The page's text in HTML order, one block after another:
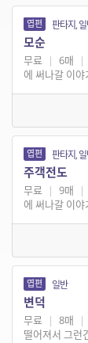
엽편 판타지,
모순
무료 | 6매 |
에 써나갈 이
엽편 판타지,
주객전도
무료 | 9매 |
에 써나갈 이
엽편 일반
변덕
무료 | 8매 |
떨어져서 그런